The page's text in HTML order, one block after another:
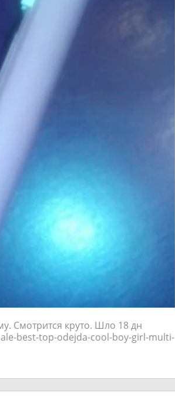
Смотрится круто. Шло 18 дн
best-top-odejda-cool-boy-girl-multi-